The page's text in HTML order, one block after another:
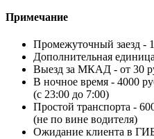
Примечание
Пpoмeжуточный зaeзд -
Дополнительная
Выезд за МКАД - от 30
В ночное время - 4000
(с 23:00 до 7:00)
Простой транспорта -
(не по вине водителя)
Ожидaние клиeнта в